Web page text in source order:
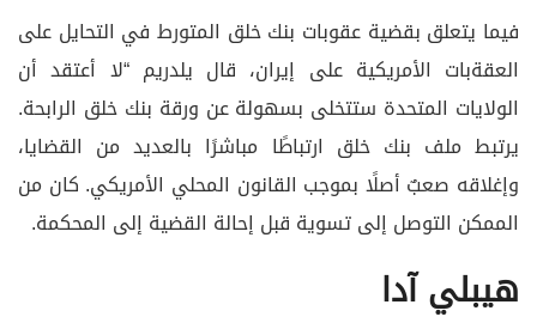
فيما يتعلق بقضية عقوبات بنك خلق المتورط في التحايل على
العقةبات الأمريكية على إيران، قال يلدريم “لا أعتقد أن
الولايات المتحدة ستتخلى بسهولة عن ورقة بنك خلق الرابحة.
يرتبط ملف بنك خلق ارتباطًا مباشرًا بالعديد من القضايا،
وإغلاقه صعبٌ أصلًا بموجب القانون المحلي الأمريكي. كان من
الممكن التوصل إلى تسوية قبل إحالة القضية إلى المحكمة.
هيبلي آدا